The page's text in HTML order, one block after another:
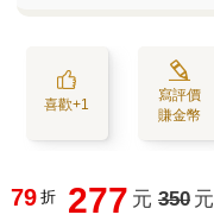
喜歡+1
寫評價
賺金幣
79 折 277 元 350 元